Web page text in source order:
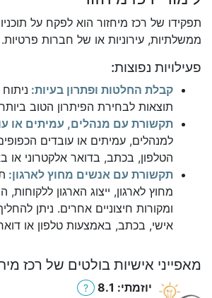
תפקידו של רכז מיחזור הוא לפקח על
ממשלתיות, עירוניות או של חברות פרטיות.
פעילויות נפוצות:
קבלת החלטות ופתרון בעיות:
תוצאות לבחירת הפיתרון הטוב
תקשורת עם מנהלים, עמיתים או
למנהלים, עמיתים או עובדים
הטלפון, בכתב, בדואר אלקטרוני או
תקשורת עם אנשים מחוץ לארגון:
מחוץ לארגון, ייצוג הארגון
ומקורות חיצוניים אחרים. ניתן
אישי, בכתב, באמצעות טלפון או
מאפייני אישיות בולטים של רכז
יוזמתי: 8.1 ?